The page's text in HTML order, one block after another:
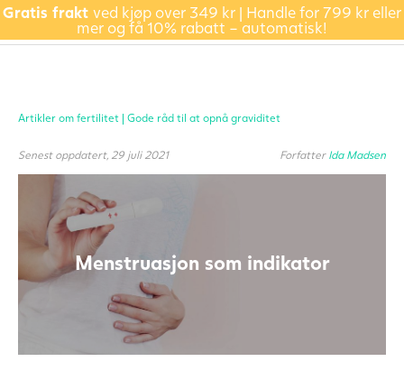
Gratis frakt ved kjøp over 349 kr | Handle for 799 kr eller
mer og få 10% rabatt – automatisk!
Artikler om fertilitet | Gode råd til at opnå graviditet
Senest oppdatert, 29 juli 2021 Forfatter Ida Madsen
Menstruasjon som indikator